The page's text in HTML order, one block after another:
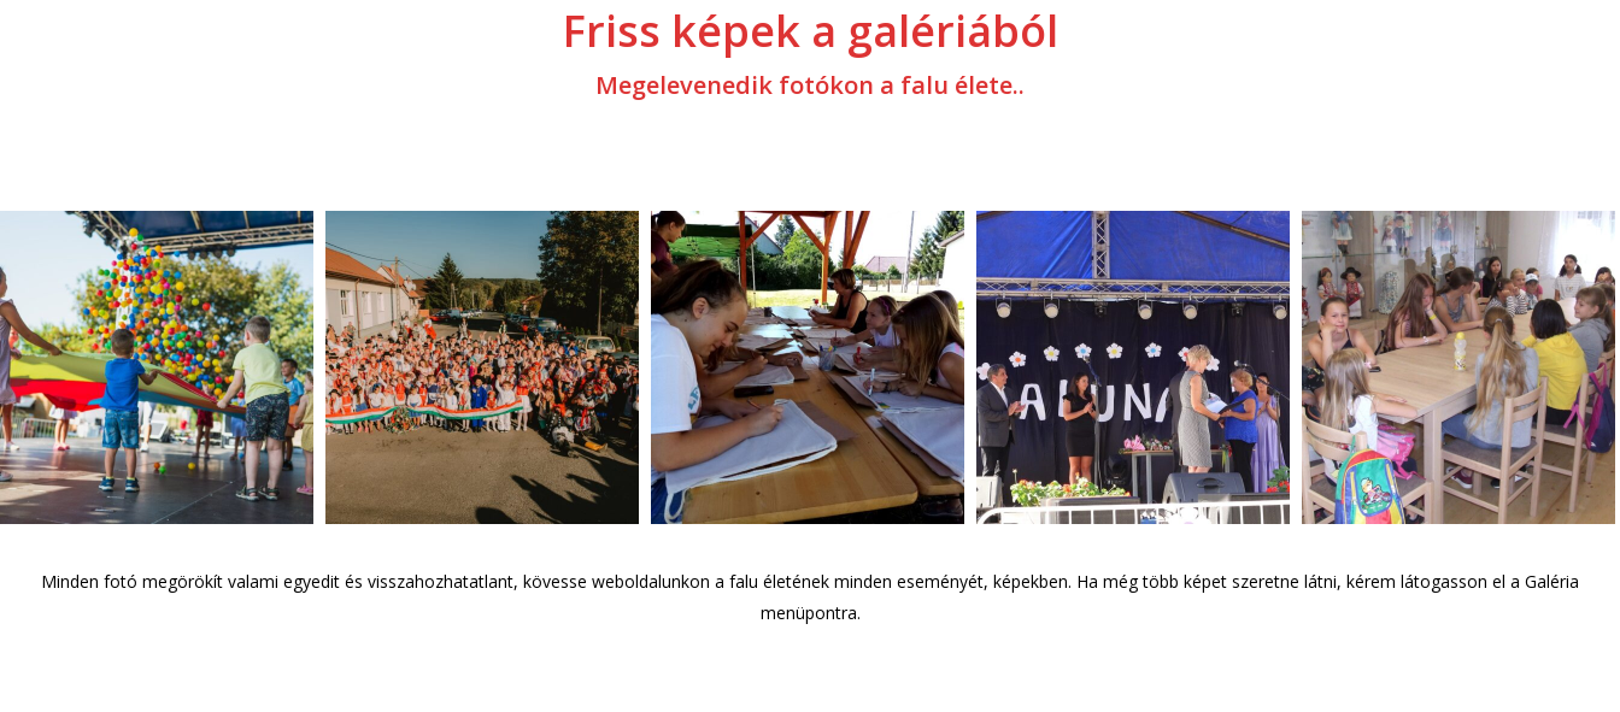
Friss képek a galériából
Megelevenedik fotókon a falu élete..
Szügyi Szüreti
Vigalom 2022
Szügyi Falunap 2022
Szügyi Szüreti
Vigalom 2021
Szlovák tábor 2022 Szügy Falunap 2021
Minden fotó megörökít valami egyedit és visszahozhatatlant, kövesse weboldalunkon a falu életének minden eseményét, képekben. Ha még több képet szeretne látni, kérem látogasson el a Galéria
menüpontra.